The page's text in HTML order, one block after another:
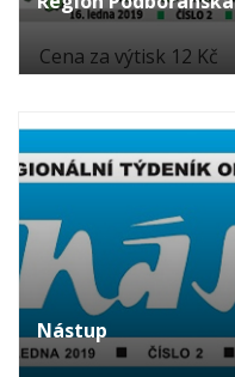
Cena za výtisk 12 Kč
Nástup